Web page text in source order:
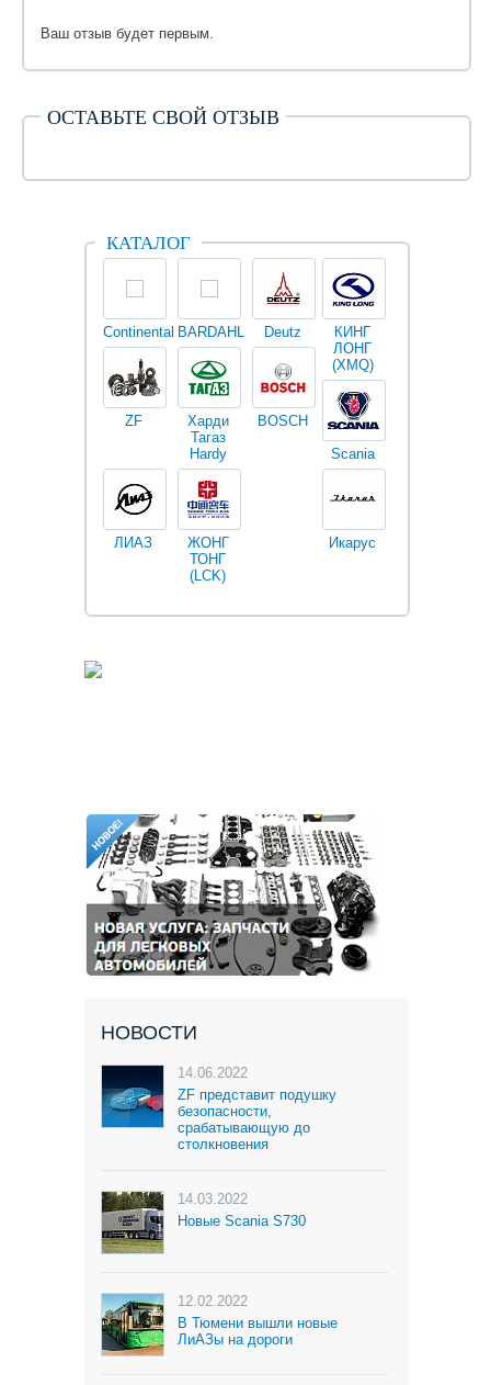
Ваш отзыв будет первым.
ОСТАВЬТЕ СВОЙ ОТЗЫВ
КАТАЛОГ
Continental BARDAHL Deutz
ZF
Харди
Тагаз
Hardy
BOSCH
ЛИАЗ
ЖОНГ
ТОНГ
(LCK)
КИНГ
ЛОНГ
(XMQ)
Scania
Икарус
НОВОСТИ
14.06.2022
ZF представит подушку
безопасности,
срабатывающую до
столкновения
14.03.2022
Новые Scania S730
12.02.2022
В Тюмени вышли новые
ЛиАЗы на дороги